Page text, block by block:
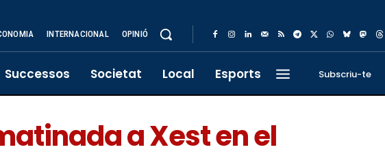
INTERNACIONAL OPINIÓ
Successos Societat Local Esports Subscriu-te
a Xest en el